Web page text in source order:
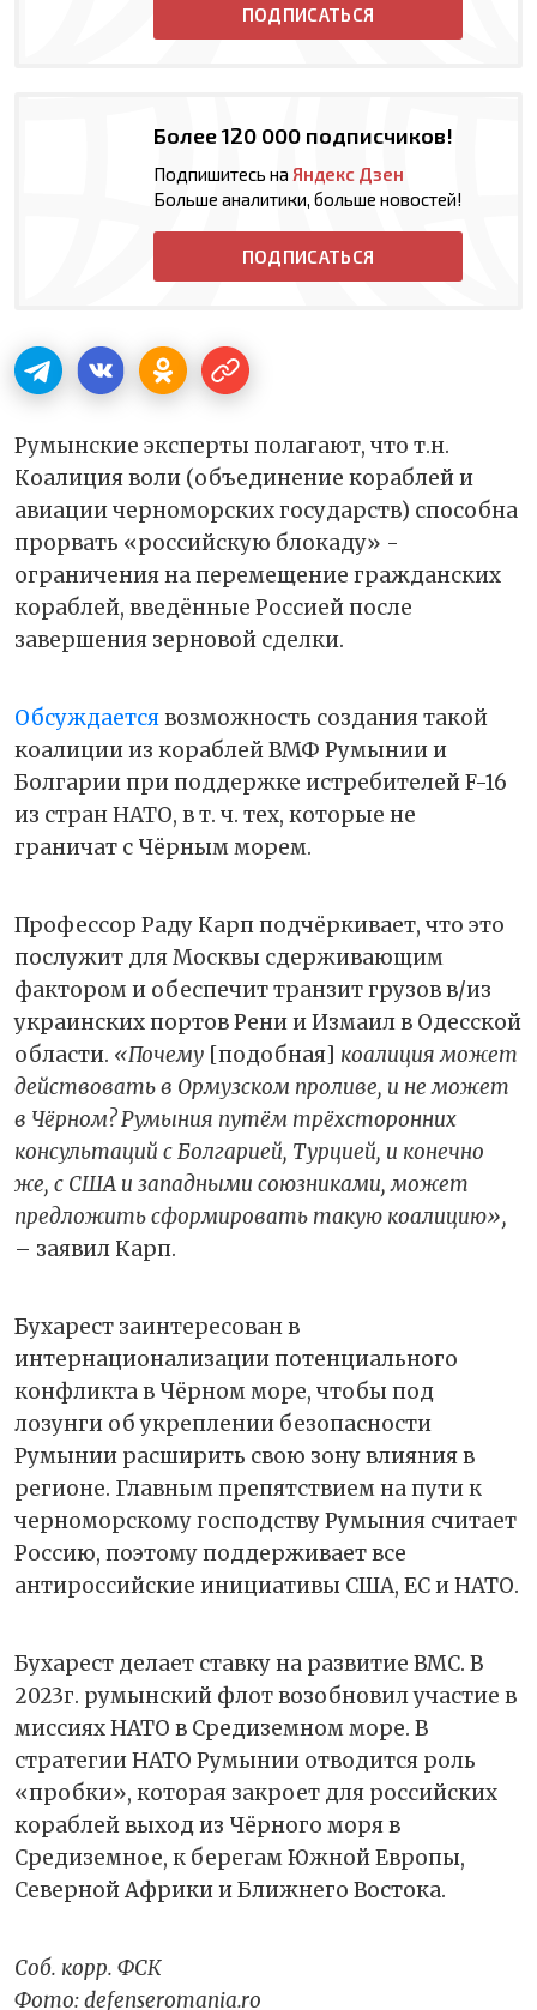
ПОДПИСАТЬСЯ
Более 120 000 подписчиков!
Подпишитесь на Яндекс Дзен
Больше аналитики, больше новостей!
ПОДПИСАТЬСЯ
Румынские эксперты полагают, что т.н.
Коалиция воли (объединение кораблей и
авиации черноморских государств) способна
прорвать «российскую блокаду» -
ограничения на перемещение гражданских
кораблей, введённые Россией после
завершения зерновой сделки.
Обсуждаетсявозможность создания такой
коалиции из кораблей ВМФ Румынии и
Болгарии при поддержке истребителей F-16
из стран НАТО, в т. ч. тех, которые не
граничат с Чёрным морем.
Профессор Раду Карп подчёркивает, что это
послужит для Москвы сдерживающим
фактором и обеспечит транзит грузов в/из
украинских портов Рени и Измаил в Одесской
области. «Почему [подобная] коалиция может
действовать в Ормузском проливе, и не может
в Чёрном? Румыния путём трёхсторонних
консультаций с Болгарией, Турцией, и конечно
же, с США и западными союзниками, может
предложить сформировать такую коалицию»,
– заявил Карп.
Бухарест заинтересован в
интернационализации потенциального
конфликта в Чёрном море, чтобы под
лозунги об укреплении безопасности
Румынии расширить свою зону влияния в
регионе. Главным препятствием на пути к
черноморскому господству Румыния считает
Россию, поэтому поддерживает все
антироссийские инициативы США, ЕС и НАТО.
Бухарест делает ставку на развитие ВМС. В
2023г. румынский флот возобновил участие в
миссиях НАТО в Средиземном море. В
стратегии НАТО Румынии отводится роль
«пробки», которая закроет для российских
кораблей выход из Чёрного моря в
Средиземное, к берегам Южной Европы,
Северной Африки и Ближнего Востока.
Соб. корр. ФСК
Фото: defenseromania.ro